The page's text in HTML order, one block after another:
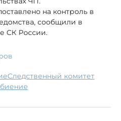
на контроль в
сообщили в
СК России.
следственный комитет